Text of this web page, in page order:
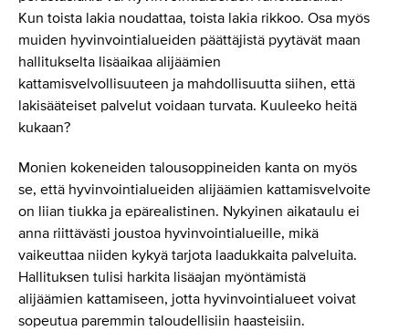
Kun toista lakia noudattaa, toista lakia rikkoo. Osa myös
muiden hyvinvointialueiden päättäjistä pyytävät maan
hallitukselta lisäaikaa alijäämien
kattamisvelvollisuuteen ja mahdollisuutta siihen, että
lakisääteiset palvelut voidaan turvata. Kuuleeko heitä
kukaan?
Monien kokeneiden talousoppineiden kanta on myös
se, että hyvinvointialueiden alijäämien kattamisvelvoite
on liian tiukka ja epärealistinen. Nykyinen aikataulu ei
anna riittävästi joustoa hyvinvointialueille, mikä
vaikeuttaa niiden kykyä tarjota laadukkaita palveluita.
Hallituksen tulisi harkita lisäajan myöntämistä
alijäämien kattamiseen, jotta hyvinvointialueet voivat
sopeutua paremmin taloudellisiin haasteisiin.